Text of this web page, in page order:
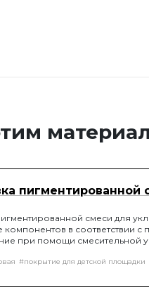
пигментированной
смеси для
компонентов в соответствии
при помощи смесительной
#покрытие для детской площадки